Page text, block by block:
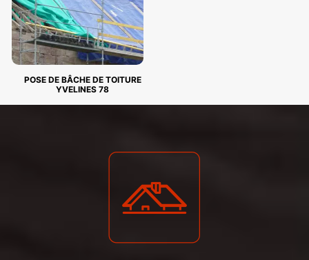
POSE DE BÂCHE DE TOITURE
YVELINES 78